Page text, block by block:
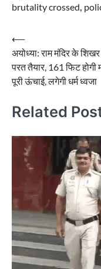
brutality crossed
Post
navigation
⟵
अयोध्या: राम मंदिर के
परत तैयार, 161 फिट होगी
पूरी ऊंचाई, लगेगी धर्म ध्वजा
Related